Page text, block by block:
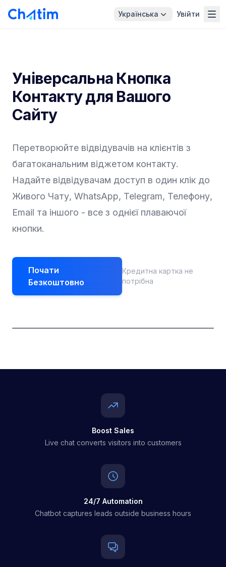
Українська Увійти
Універсальна Кнопка
Контакту для Вашого
Сайту
Перетворюйте відвідувачів на клієнтів з
багатоканальним віджетом контакту.
Надайте відвідувачам доступ в один клік до
Живого Чату, WhatsApp, Telegram, Телефону,
Email та іншого - все з однієї плаваючої
кнопки.
Почати
Безкоштовно
Кредитна картка не
потрібна
Boost Sales
Live chat converts visitors into customers
24/7 Automation
Chatbot captures leads outside business hours